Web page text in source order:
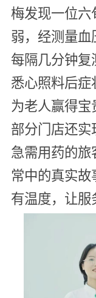
梅发现一位六
弱，经测量血
每隔几分钟复
悉心照料后症
为老人赢得宝
部分门店还实
急需用药的旅
常中的真实故
有温度，让服